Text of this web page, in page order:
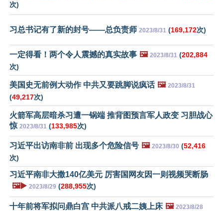
次)
习总书记有了新的封号——总负责师 2023/8/31 (169,172次)
一定得看！两个令人震撼的真实故事 🖼️ 2023/8/31 (202,884
次)
美国史无前例大动作 中共又要跳脚说疯话 🖼️ 2023/8/31
(49,217次)
火箭军高层暗杀习遭一锅端 推背图预言军人政变 习胆战心
惊 2023/8/31 (133,985次)
习近平出访南非前 出现多个危险信号 🖼️ 2023/8/30 (52,416
次)
习近平南非大撒140亿美元 厉害国网友因一则视频哭断肠
🖼️▶️ 2023/8/29 (288,955次)
十年前将军拟问鼎白宫 中共派八戒二姨上床 🖼️ 2023/8/28